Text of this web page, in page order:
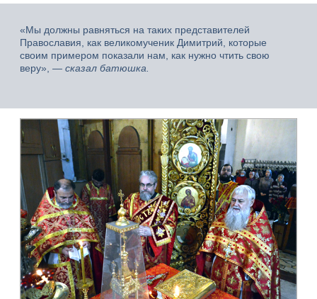
«Мы должны равняться на таких представителей
Православия, как великомученик Димитрий, которые
своим примером показали нам, как нужно чтить свою
веру», — сказал батюшка.